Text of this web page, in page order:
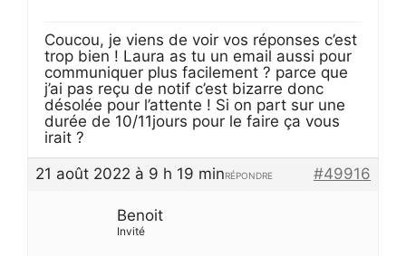
Coucou, je viens de voir vos réponses c’est
trop bien ! Laura as tu un email aussi pour
communiquer plus facilement ? parce que
j’ai pas reçu de notif c’est bizarre donc
désolée pour l’attente ! Si on part sur une
durée de 10/11jours pour le faire ça vous
irait ?
21 août 2022 à 9 h 19 min
#49916
RÉPONDRE
Benoit
Invité